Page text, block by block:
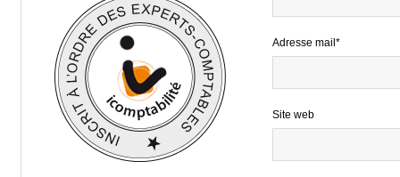
Adresse mail*
Site web